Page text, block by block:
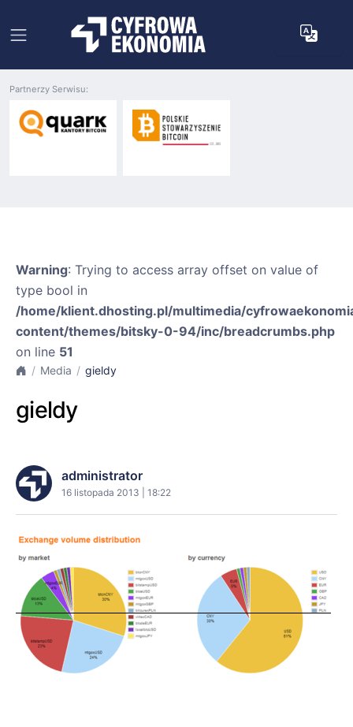
Partnerzy Serwisu:
Warning: Trying to access array offset on value of
type bool in
/home/klient.dhosting.pl/multimedia/
content/themes/bitsky-0-94/inc/breadcrumbs.php
on line 51
Media gieldy
gieldy
administrator
16 listopada 2013 | 18:22